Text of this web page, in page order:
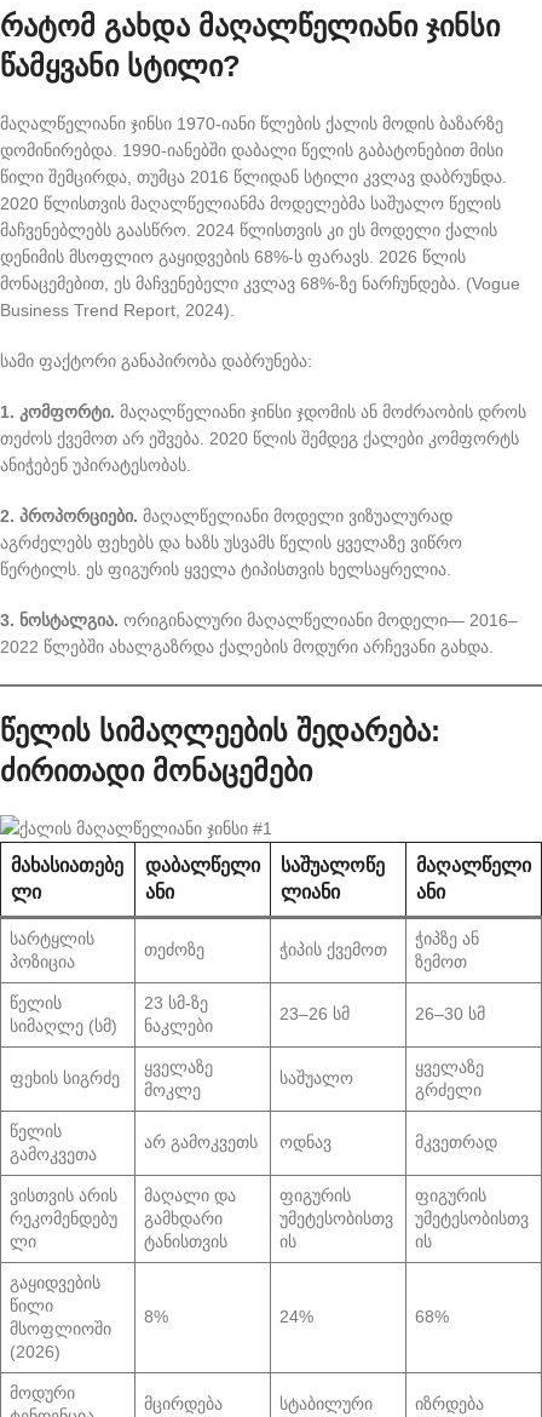
რატომ გახდა მაღალწელიანი ჯინსი
წამყვანი სტილი?
მაღალწელიანი ჯინსი 1970-იანი წლების ქალის მოდის ბაზარზე
დომინირებდა. 1990-იანებში დაბალი წელის გაბატონებით მისი
წილი შემცირდა, თუმცა 2016 წლიდან სტილი კვლავ დაბრუნდა.
2020 წლისთვის მაღალწელიანმა მოდელებმა საშუალო წელის
მაჩვენებლებს გაასწრო. 2024 წლისთვის კი ეს მოდელი ქალის
დენიმის მსოფლიო გაყიდვების 68%-ს ფარავს. 2026 წლის
მონაცემებით, ეს მაჩვენებელი კვლავ 68%-ზე ნარჩუნდება. (Vogue
Business Trend Report, 2024).
სამი ფაქტორი განაპირობა დაბრუნება:
1. კომფორტი. მაღალწელიანი ჯინსი ჯდომის ან მოძრაობის დროს
თეძოს ქვემოთ არ ეშვება. 2020 წლის შემდეგ ქალები კომფორტს
ანიჭებენ უპირატესობას.
2. პროპორციები. მაღალწელიანი მოდელი ვიზუალურად
აგრძელებს ფეხებს და ხაზს უსვამს წელის ყველაზე ვიწრო
წერტილს. ეს ფიგურის ყველა ტიპისთვის ხელსაყრელია.
3. ნოსტალგია. ორიგინალური მაღალწელიანი მოდელი— 2016–
2022 წლებში ახალგაზრდა ქალების მოდური არჩევანი გახდა.
წელის სიმაღლეების შედარება:
ძირითადი მონაცემები
ᲛᲐᲮᲐᲡᲘᲐᲗᲔᲑᲔ
ᲚᲘ
ᲓᲐᲑᲐᲚᲬᲔᲚᲘ
ᲐᲜᲘ
ᲡᲐᲨᲣᲐᲚᲝᲬᲔ
ᲚᲘᲐᲜᲘ
ᲛᲐᲦᲐᲚᲬᲔᲚᲘ
ᲐᲜᲘ
სარტყლის
პოზიცია
თეძოზე ჭიპის ქვემოთ
ჭიპზე ან
ზემოთ
წელის
სიმაღლე (სმ)
23 სმ-ზე
ნაკლები
23–26 სმ 26–30 სმ
ფეხის სიგრძე
ყველაზე
მოკლე
საშუალო
ყველაზე
გრძელი
წელის
გამოკვეთა
არ გამოკვეთს ოდნავ მკვეთრად
ვისთვის არის
რეკომენდებუ
ლი
მაღალი და
გამხდარი
ტანისთვის
ფიგურის
უმეტესობისთვ
ის
ფიგურის
უმეტესობისთვ
ის
გაყიდვების
წილი
მსოფლიოში
(2026)
8% 24% 68%
მოდური
მცირდება სტაბილური იზრდება